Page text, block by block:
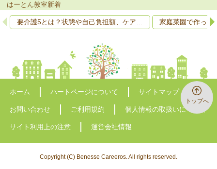
トップへ
はーとん教室新着
要介護5とは？状態や自己負担額、ケア… 家庭菜園で作っ
ホーム ハートページについて サイトマップ
お問い合わせ ご利用規約 個人情報の取扱いについて
サイト利用上の注意 運営会社情報
Copyright (C) Benesse Careeros. All rights reserved.